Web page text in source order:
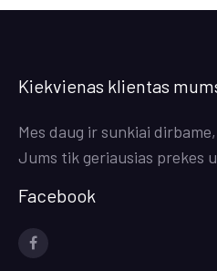
Kiekvienas klientas
Mes daug ir sunkiai
Jums tik geriausias prekes
Facebook